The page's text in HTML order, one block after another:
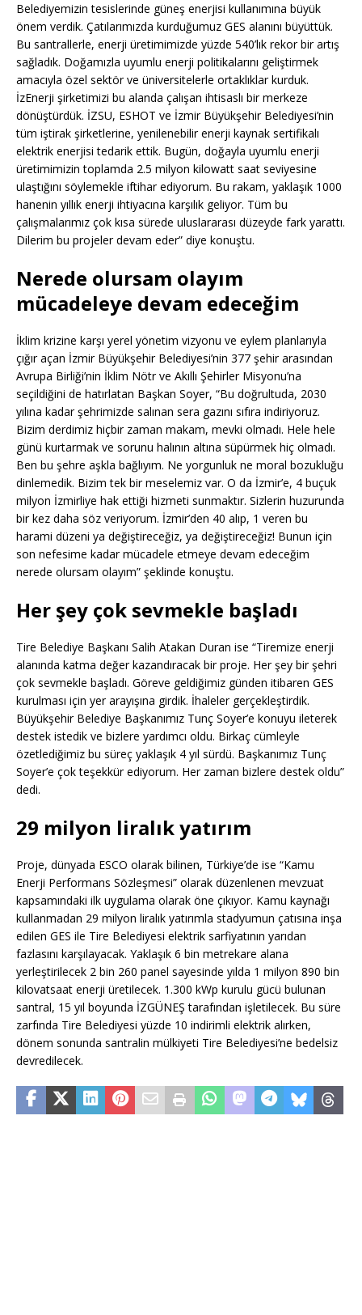
Belediyemizin tesislerinde güneş enerjisi kullanımına büyük
önem verdik. Çatılarımızda kurduğumuz GES alanını büyüttük.
Bu santrallerle, enerji üretimimizde yüzde 540’lık rekor bir artış
sağladık. Doğamızla uyumlu enerji politikalarını geliştirmek
amacıyla özel sektör ve üniversitelerle ortaklıklar kurduk.
İzEnerji şirketimizi bu alanda çalışan ihtisaslı bir merkeze
dönüştürdük. İZSU, ESHOT ve İzmir Büyükşehir Belediyesi’nin
tüm iştirak şirketlerine, yenilenebilir enerji kaynak sertifikalı
elektrik enerjisi tedarik ettik. Bugün, doğayla uyumlu enerji
üretimimizin toplamda 2.5 milyon kilowatt saat seviyesine
ulaştığını söylemekle iftihar ediyorum. Bu rakam, yaklaşık 1000
hanenin yıllık enerji ihtiyacına karşılık geliyor. Tüm bu
çalışmalarımız çok kısa sürede uluslararası düzeyde fark yarattı.
Dilerim bu projeler devam eder” diye konuştu.
Nerede olursam olayım
mücadeleye devam edeceğim
İklim krizine karşı yerel yönetim vizyonu ve eylem planlarıyla
çığır açan İzmir Büyükşehir Belediyesi’nin 377 şehir arasından
Avrupa Birliği’nin İklim Nötr ve Akıllı Şehirler Misyonu’na
seçildiğini de hatırlatan Başkan Soyer, “Bu doğrultuda, 2030
yılına kadar şehrimizde salınan sera gazını sıfıra indiriyoruz.
Bizim derdimiz hiçbir zaman makam, mevki olmadı. Hele hele
günü kurtarmak ve sorunu halının altına süpürmek hiç olmadı.
Ben bu şehre aşkla bağlıyım. Ne yorgunluk ne moral bozukluğu
dinlemedik. Bizim tek bir meselemiz var. O da İzmir’e, 4 buçuk
milyon İzmirliye hak ettiği hizmeti sunmaktır. Sizlerin huzurunda
bir kez daha söz veriyorum. İzmir’den 40 alıp, 1 veren bu
harami düzeni ya değiştireceğiz, ya değiştireceğiz! Bunun için
son nefesime kadar mücadele etmeye devam edeceğim
nerede olursam olayım” şeklinde konuştu.
Her şey çok sevmekle başladı
Tire Belediye Başkanı Salih Atakan Duran ise “Tiremize enerji
alanında katma değer kazandıracak bir proje. Her şey bir şehri
çok sevmekle başladı. Göreve geldiğimiz günden itibaren GES
kurulması için yer arayışına girdik. İhaleler gerçekleştirdik.
Büyükşehir Belediye Başkanımız Tunç Soyer’e konuyu ileterek
destek istedik ve bizlere yardımcı oldu. Birkaç cümleyle
özetlediğimiz bu süreç yaklaşık 4 yıl sürdü. Başkanımız Tunç
Soyer’e çok teşekkür ediyorum. Her zaman bizlere destek oldu”
dedi.
29 milyon liralık yatırım
Proje, dünyada ESCO olarak bilinen, Türkiye’de ise “Kamu
Enerji Performans Sözleşmesi” olarak düzenlenen mevzuat
kapsamındaki ilk uygulama olarak öne çıkıyor. Kamu kaynağı
kullanmadan 29 milyon liralık yatırımla stadyumun çatısına inşa
edilen GES ile Tire Belediyesi elektrik sarfiyatının yarıdan
fazlasını karşılayacak. Yaklaşık 6 bin metrekare alana
yerleştirilecek 2 bin 260 panel sayesinde yılda 1 milyon 890 bin
kilovatsaat enerji üretilecek. 1.300 kWp kurulu gücü bulunan
santral, 15 yıl boyunda İZGÜNEŞ tarafından işletilecek. Bu süre
zarfında Tire Belediyesi yüzde 10 indirimli elektrik alırken,
dönem sonunda santralin mülkiyeti Tire Belediyesi’ne bedelsiz
devredilecek.